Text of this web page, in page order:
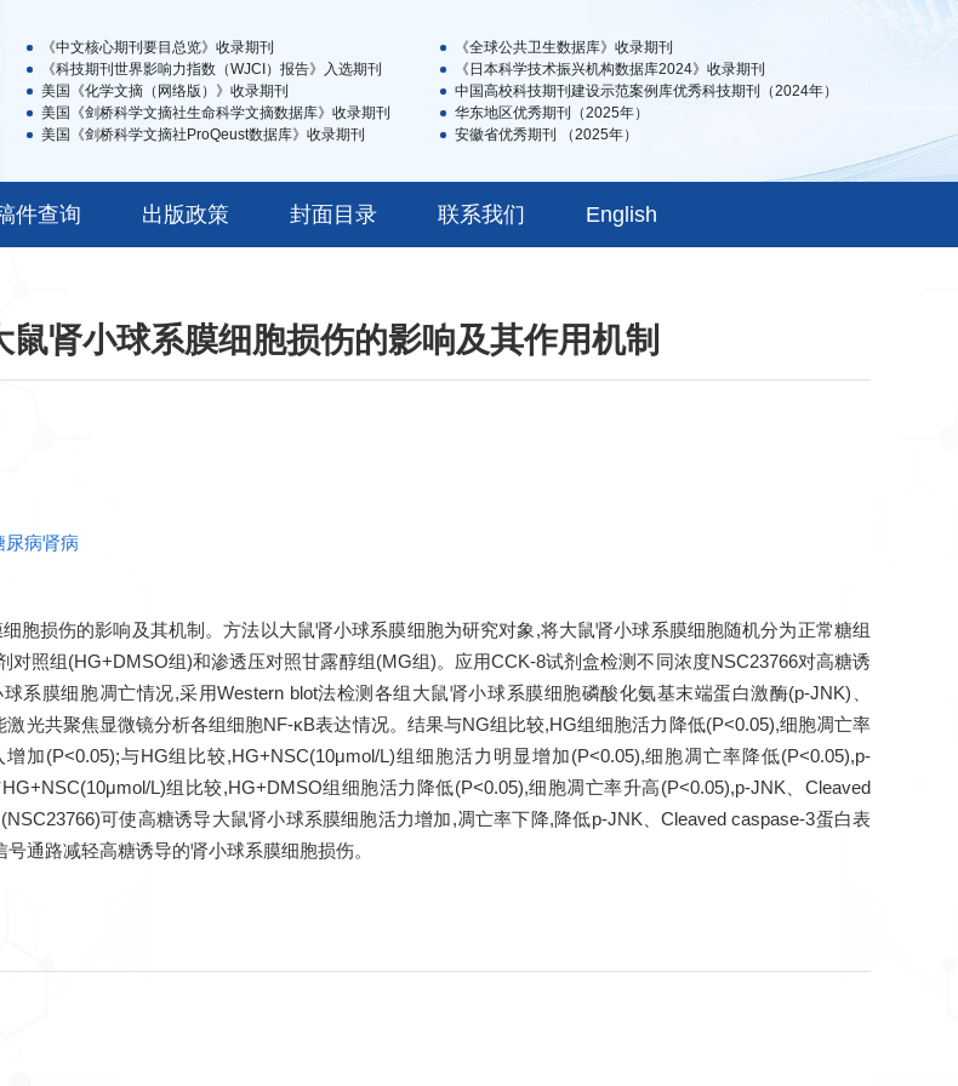
《中文核心期刊要目总览》收录期刊
《科技期刊世界影响力指数（WJCI）报告》入选期刊
美国《化学文摘（网络版）》收录期刊
美国《剑桥科学文摘社生命科学文摘数据库》收录期刊
美国《剑桥科学文摘社ProQeust数据库》收录期刊
《全球公共卫生数据库》收录期刊
《日本科学技术振兴机构数据库2024》收录期刊
中国高校科技期刊建设示范案例库优秀科技期刊（2024年）
华东地区优秀期刊（2025年）
安徽省优秀期刊 （2025年）
件查询 出版政策 封面目录 联系我们 English
肾小球系膜细胞损伤的影响及其作用机制
尿病肾病
胞损伤的影响及其机制。方法以大鼠肾小球系膜细胞为研究对象,将大鼠肾小球系膜细胞随机分为正常糖组
照组(HG+DMSO组)和渗透压对照甘露醇组(MG组)。应用CCK-8试剂盒检测不同浓度NSC23766对高糖诱
膜细胞凋亡情况,采用Western blot法检测各组大鼠肾小球系膜细胞磷酸化氨基末端蛋白激酶(p-JNK)、
光共聚焦显微镜分析各组细胞NF-κB表达情况。结果与NG组比较,HG组细胞活力降低(P<0.05),细胞凋亡率
加(P<0.05);与HG组比较,HG+NSC(10μmol/L)组细胞活力明显增加(P<0.05),细胞凋亡率降低(P<0.05),p-
L)组比较,HG+DMSO组细胞活力降低(P<0.05),细胞凋亡率升高(P<0.05),p-JNK、Cleaved
可使高糖诱导大鼠肾小球系膜细胞活力增加,凋亡率下降,降低p-JNK、Cleaved caspase-3蛋白表
通路减轻高糖诱导的肾小球系膜细胞损伤。